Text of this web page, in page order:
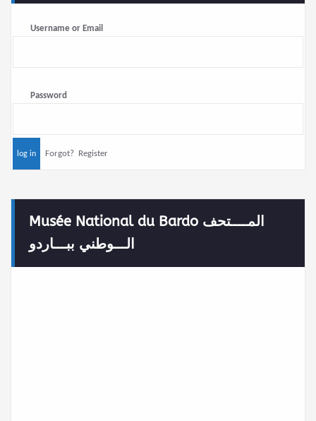
Username or Email
Password
Forgot? Register
Musée National du Bardo المــــتحف
الـــوطني ببـــاردو